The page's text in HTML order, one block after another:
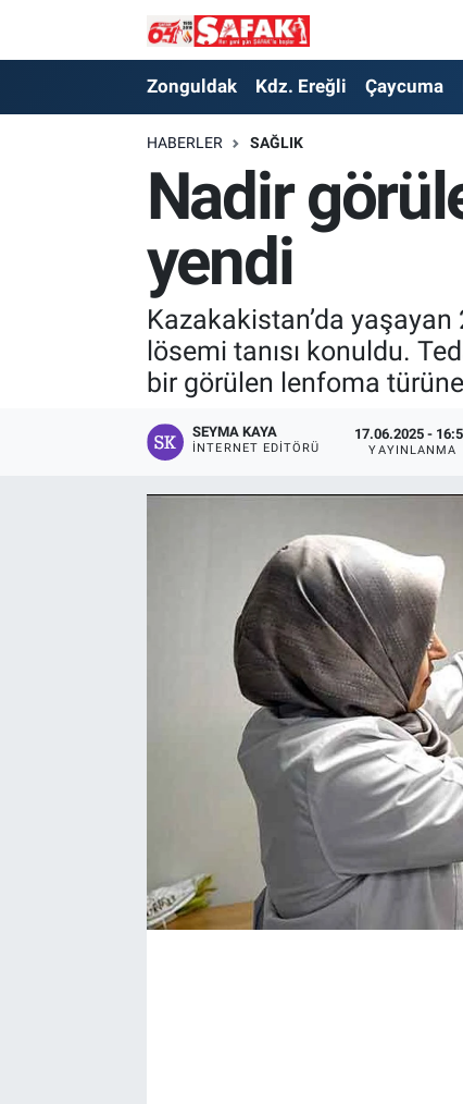
Zonguldak Kdz. Ereğli Çaycuma
HABERLER SAĞLIK
Nadir
yendi
Kazakakistan’da
lösemi tanısı konuldu.
bir görülen lenfoma
SEYMA KAYA
İNTERNET EDITÖRÜ
17.06.2025 -
YAYINLANMA
Zonguldak
Kdz. Ereğli
Zonguldak Nöbetçi Eczaneler
Zonguldak Hava Durumu
Zonguldak Namaz Vakitleri
Zonguldak Trafik Yoğunluk Haritası
Süper Lig Puan Durumu ve Fikstür
Tüm Manşetler